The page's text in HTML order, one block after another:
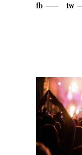
fb tw